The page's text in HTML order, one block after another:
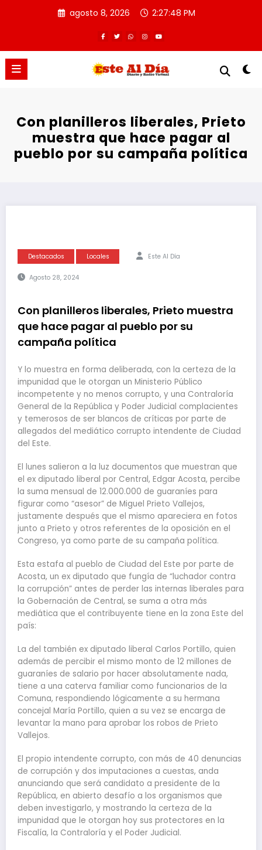
agosto 8, 2026 2:27:48 PM
Con planilleros liberales, Prieto
muestra que hace pagar al
pueblo por su campaña política
Destacados Locales Este Al Día
Agosto 28, 2024
Con planilleros liberales, Prieto muestra
que hace pagar al pueblo por su
campaña política
Y lo muestra en forma deliberada, con la certeza de la
impunidad que le otorgan un Ministerio Público
incompetente y no menos corrupto, y una Contraloría
General de la República y Poder Judicial complacientes
y temerosos de ser blancos de críticas por parte de
allegados del mediático corrupto intendente de Ciudad
del Este.
El lunes salieron a la luz documentos que muestran que
el ex diputado liberal por Central, Edgar Acosta, percibe
la suma mensual de 12.000.000 de guaraníes para
figurar como “asesor” de Miguel Prieto Vallejos,
justamente después que el mismo apareciera en fotos
junto a Prieto y otros referentes de la oposición en el
Congreso, ya como parte de su campaña política.
Esta estafa al pueblo de Ciudad del Este por parte de
Acosta, un ex diputado que fungía de “luchador contra
la corrupción” antes de perder las internas liberales para
la Gobernación de Central, se suma a otra más
mediática que el contribuyente tiene en la zona Este del
país:
La del también ex diputado liberal Carlos Portillo, quien
además de percibir el mismo monto de 12 millones de
guaraníes de salario por hacer absolutamente nada,
tiene a una caterva familiar como funcionarios de la
Comuna, respondiendo lógicamente a su hermana
concejal María Portillo, quien a su vez se encarga de
levantar la mano para aprobar los robos de Prieto
Vallejos.
El propio intendente corrupto, con más de 40 denuncias
de corrupción y dos imputaciones a cuestas, anda
anunciando que será candidato a presidente de la
República, en abierto desafío a los organismos que
deben investigarlo, y mostrando la certeza de la
impunidad que le otorgan hoy sus protectores en la
Fiscalía, la Contraloría y el Poder Judicial.